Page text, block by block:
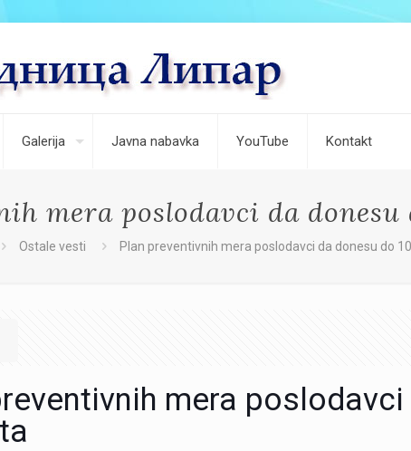
Galerija Javna nabavka YouTube Kontakt
mera poslodavci da donesu
Ostale vesti Plan preventivnih mera poslodavci da donesu do
mera